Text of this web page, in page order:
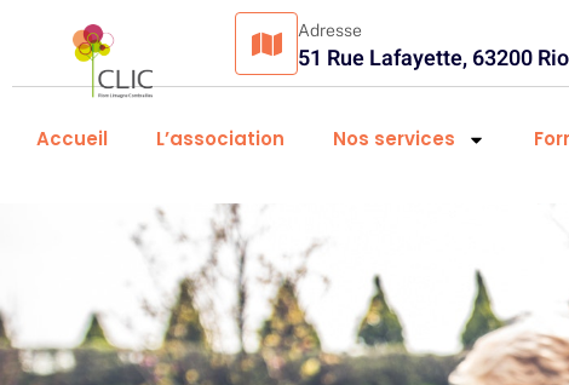
Adresse
51 Rue Lafayette, 63200
Accueil L’association Nos services